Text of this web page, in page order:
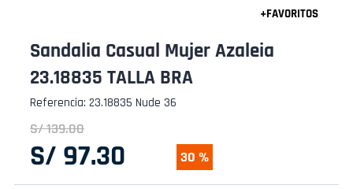
Sandalia Casual Mujer Azaleia
23.18835 TALLA BRA
Referencia: 23.18835 Nude 36
S/139.00
S/ 97.30 30 %